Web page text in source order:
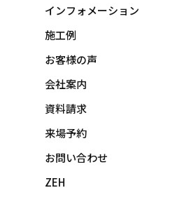
インフォメーション
施工例
お客様の声
会社案内
資料請求
来場予約
お問い合わせ
ZEH